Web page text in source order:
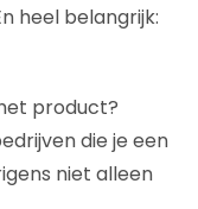
heel belangrijk:
product?
die je een
niet alleen